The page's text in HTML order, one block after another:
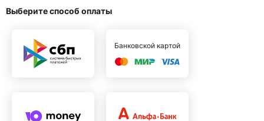
Выберите способ оплаты
Банковской картой